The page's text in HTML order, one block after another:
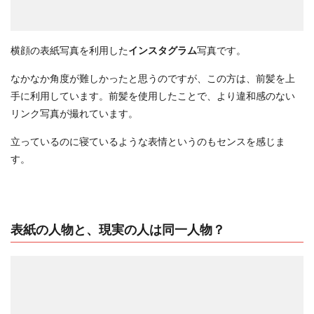
横顔の表紙写真を利用したインスタグラム写真です。
なかなか角度が難しかったと思うのですが、この方は、前髪を上
手に利用しています。前髪を使用したことで、より違和感のない
リンク写真が撮れています。
立っているのに寝ているような表情というのもセンスを感じま
す。
表紙の人物と、現実の人は同一人物？